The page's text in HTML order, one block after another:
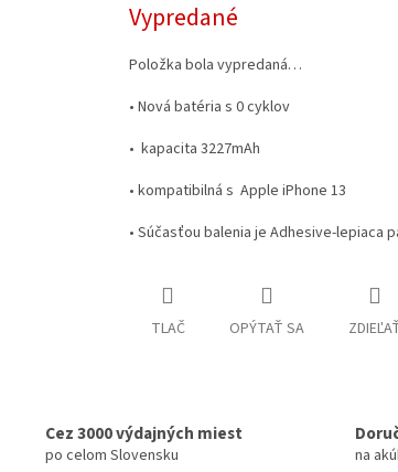
cena:
Vypredané
Položka bola vypredaná…
• Nová batéria s 0 cyklov
• kapacita 3227mAh
• kompatibilná s Apple iPhone 13
• Súčasťou balenia je Adhesive-lepiaca
TLAČ OPÝTAŤ SA
Cez 3000 výdajných miest
po celom Slovensku na